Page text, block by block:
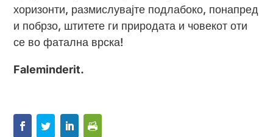
хоризонти, размислувајте подлабоко, понапред
и побрзо, штитете ги природата и човекот оти
се во фатална врска!
Faleminderit.